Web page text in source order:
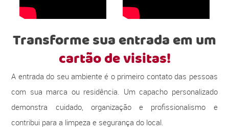
Transforme sua entrada em um
cartão de visitas!
A entrada do seu ambiente é o primeiro contato das pessoas
com sua marca ou residência. Um capacho personalizado
demonstra cuidado, organização e profissionalismo e
contribui para a limpeza e segurança do local.